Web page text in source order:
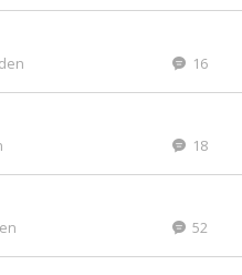
16
18
52